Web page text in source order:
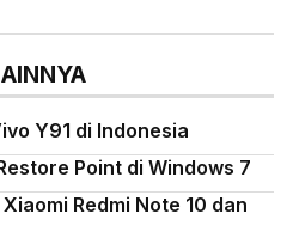
Y91 di Indonesia
Point di Windows 7
Redmi Note 10 dan